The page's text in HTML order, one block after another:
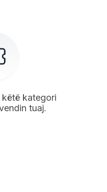
këtë kategori
tuaj.